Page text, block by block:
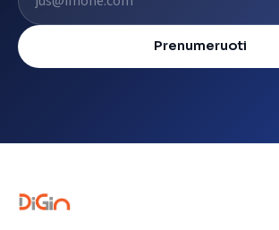
Prenumeruoti